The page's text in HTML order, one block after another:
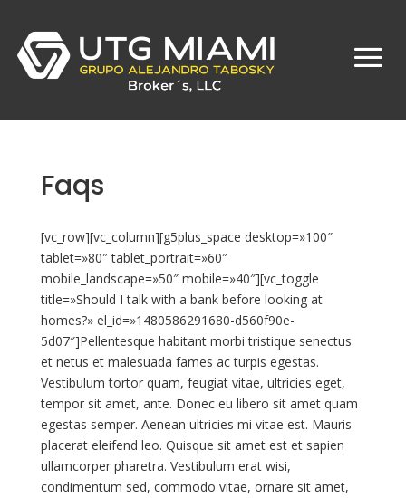
Faqs
[vc_row][vc_column][g5plus_space desktop=»100″
tablet=»80″ tablet_portrait=»60″
mobile_landscape=»50″ mobile=»40″][vc_toggle
title=»Should I talk with a bank before looking at
homes?» el_id=»1480586291680-d560f90e-
5d07″]Pellentesque habitant morbi tristique senectus
et netus et malesuada fames ac turpis egestas.
Vestibulum tortor quam, feugiat vitae, ultricies eget,
tempor sit amet, ante. Donec eu libero sit amet quam
egestas semper. Aenean ultricies mi vitae est. Mauris
placerat eleifend leo. Quisque sit amet est et sapien
ullamcorper pharetra. Vestibulum erat wisi,
condimentum sed, commodo vitae, ornare sit amet,